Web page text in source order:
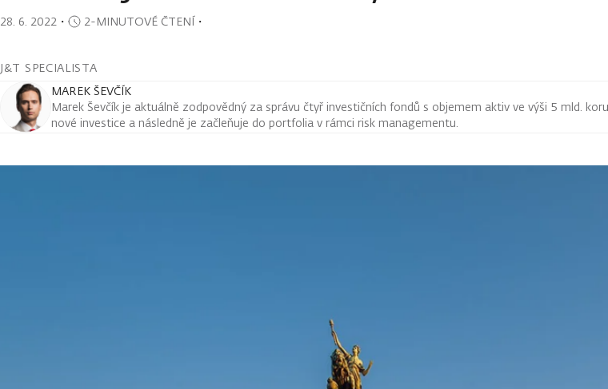
28. 6. 2022 ・ 2-MINUTOVÉ ČTENÍ・
J&T SPECIALISTA
MAREK ŠEVČÍK
Marek Ševčík je aktuálně zodpovědný za správu čtyř investičních fondů s objemem aktiv ve výši 5 mld.
nové investice a následně je začleňuje do portfolia v rámci risk managementu.